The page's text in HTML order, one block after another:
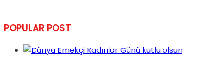
POPULAR POST